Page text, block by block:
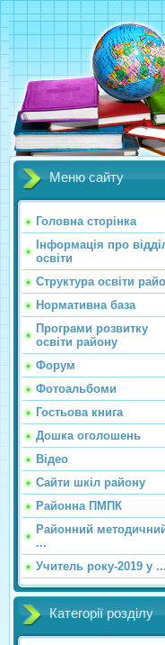
Меню сайту
Головна сторінка
Інформація про
освіти
Структура освіти
Нормативна база
Програми розвитку
освіти району
Форум
Фотоальбоми
Гостьова книга
Дошка оголошень
Відео
Сайти шкіл району
Районна ПМПК
Районний
...
Учитель року-2019 у ...
Категорії розділу